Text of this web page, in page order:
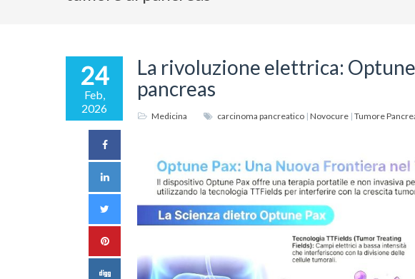
24
Feb,
2026
La rivoluzione elettrica:
pancreas
Medicina carcinoma pancreatico | Novocure | Tumore